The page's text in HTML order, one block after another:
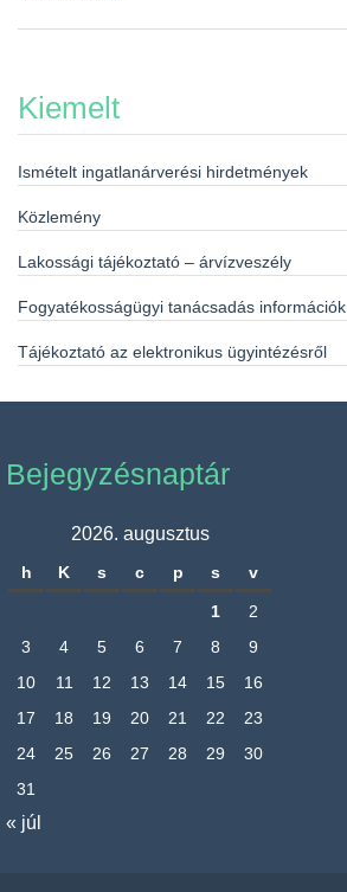
Kiemelt
Ismételt ingatlanárverési hirdetmények
Közlemény
Lakossági tájékoztató – árvízveszély
Fogyatékosságügyi tanácsadás információk
Tájékoztató az elektronikus ügyintézésről
Bejegyzésnaptár
2026. augusztus
h K s c p s v
1
2
3
4 5 6 7 8
9
10
11 12 13 14 15
16
17
18 19 20 21 22
23
24
25 26 27 28 29
30
31
« júl